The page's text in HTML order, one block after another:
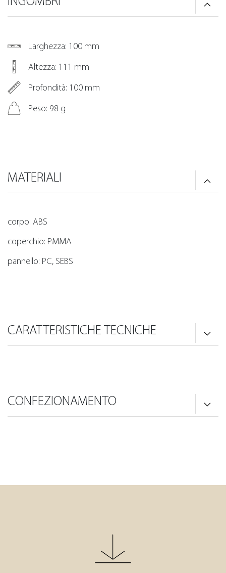
Larghezza: 100 mm
Altezza: 111 mm
Profondità: 100 mm
Peso: 98 g
MATERIALI
corpo: ABS
coperchio: PMMA
pannello: PC, SEBS
CARATTERISTICHE TECNICHE
CONFEZIONAMENTO